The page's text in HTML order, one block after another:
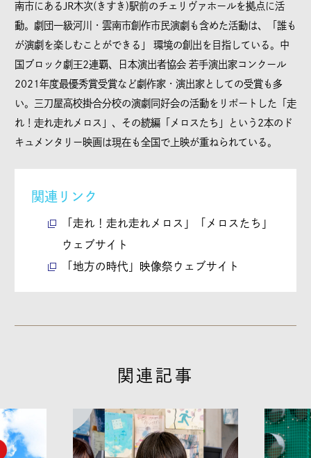
南市にあるJR木次(きすき)駅前のチェリヴァホールを拠点に活
動。劇団一級河川・雲南市創作市民演劇も含めた活動は、「誰も
が演劇を楽しむことができる」 環境の創出を目指している。中
国ブロック劇王2連覇、日本演出者協会 若手演出家コンクール
2021年度最優秀賞受賞など劇作家・演出家としての受賞も多
い。三刀屋高校掛合分校の演劇同好会の活動をリポートした「走
れ！走れ走れメロス」、その続編「メロスたち」という2本のド
キュメンタリー映画は現在も全国で上映が重ねられている。
関連リンク
「走れ！走れ走れメロス」「メロスたち」
ウェブサイト
「地方の時代」映像祭ウェブサイト
関連記事